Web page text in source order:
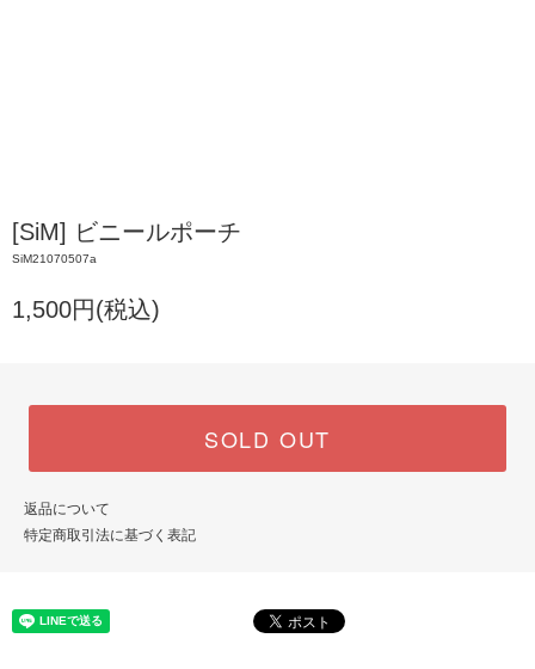
[SiM] ビニールポーチ
SiM21070507a
1,500円(税込)
SOLD OUT
返品について
特定商取引法に基づく表記